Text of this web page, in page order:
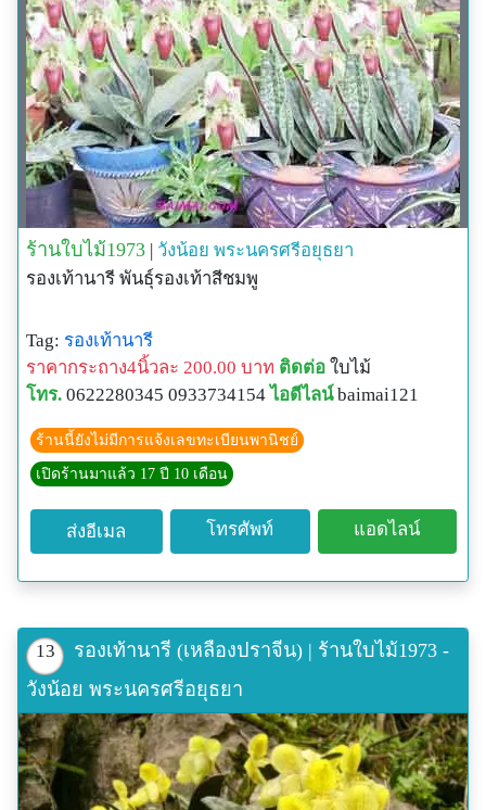
ร้านใบไม้1973 วังน้อย พระนครศรีอยุธยา
รองเท้านารี พันธุ์รองเท้าสีชมพู
Tag: รองเท้านารี
ราคากระถาง4นิ้วละ 200.00 บาท ติดต่อ ใบไม้
โทร. 0622280345 0933734154 ไอดีไลน์ baimai121
ร้านนี้ยังไม่มีการแจ้งเลขทะเบียนพานิชย์
เปิดร้านมาแล้ว 17 ปี 10 เดือน
ส่งอีเมล โทรศัพท์ แอดไลน์
13
รองเท้านารี (เหลืองปราจีน) | ร้านใบไม้1973 -
วังน้อย พระนครศรีอยุธยา